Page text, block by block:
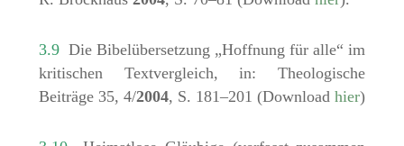
3.9 Die Bibelübersetzung „Hoffnung für alle“ im
kritischen Textvergleich, in: Theologische
Beiträge 35, 4/2004, S. 181–201 (Download hier)